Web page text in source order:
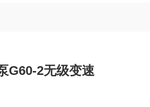
G60-2无级变速